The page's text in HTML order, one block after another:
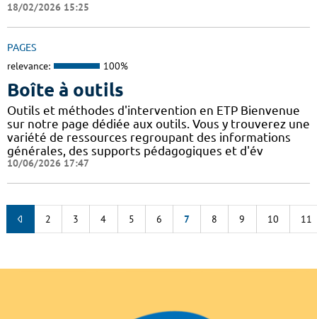
18/02/2026 15:25
PAGES
relevance: 100%
Boîte à outils
Outils et méthodes d'intervention en ETP Bienvenue
sur notre page dédiée aux outils. Vous y trouverez une
variété de ressources regroupant des informations
générales, des supports pédagogiques et d'év
10/06/2026 17:47
2 3 4 5 6 7 8 9 10 11